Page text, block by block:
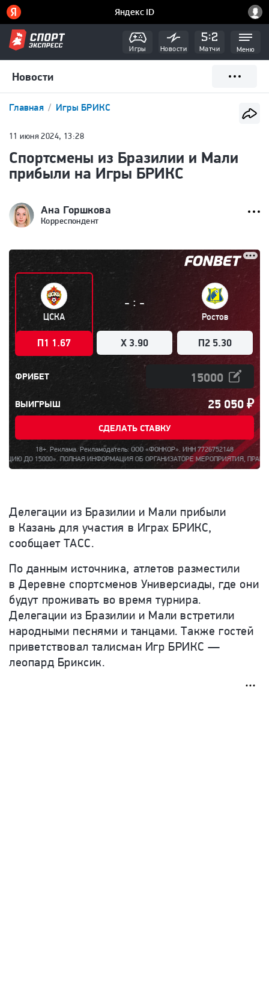
Игры Новости Матчи Меню
Новости
Главная Игры БРИКС
11 июня 2024, 13:28
Спортсмены из Бразилии и Мали
прибыли на Игры БРИКС
Ана Горшкова
Корреспондент
ЦСКА
П1 1.67
- : -
X 3.90
Ростов
П2 5.30
ФРИБЕТ
ВЫИГРЫШ 25 050₽
СДЕЛАТЬ СТАВКУ
18+. Реклама. Рекламодатель: ООО «ФОНКОР». ИНН 7726752148
15000». ПОЛНАЯ ИНФОРМАЦИЯ ОБ ОРГАНИЗАТОРЕ МЕРОПРИЯТИЯ,
Делегации из Бразилии и Мали прибыли
в Казань для участия в Играх БРИКС,
сообщает ТАСС.
По данным источника, атлетов разместили
в Деревне спортсменов Универсиады, где они
будут проживать во время турнира.
Делегации из Бразилии и Мали встретили
народными песнями и танцами. Также гостей
приветствовал талисман Игр БРИКС —
леопард Бриксик.